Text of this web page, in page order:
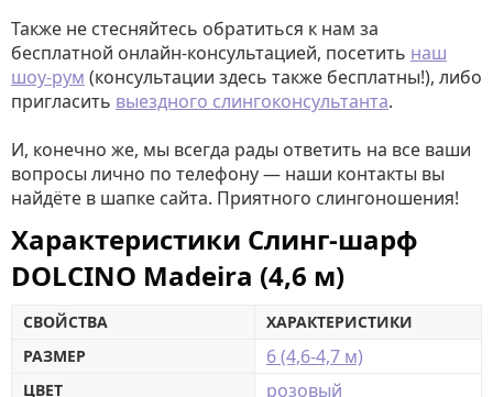
Также не стесняйтесь обратиться к нам за
бесплатной онлайн-консультацией, посетить наш
шоу-рум (консультации здесь также бесплатны!), либо
пригласить выездного слингоконсультанта.
И, конечно же, мы всегда рады ответить на все ваши
вопросы лично по телефону — наши контакты вы
найдёте в шапке сайта. Приятного слингоношения!
Характеристики Слинг-шарф
DOLCINO Madeira (4,6 м)
СВОЙСТВА
ХАРАКТЕРИСТИКИ
РАЗМЕР
6 (4,6-4,7 м)
ЦВЕТ розовый